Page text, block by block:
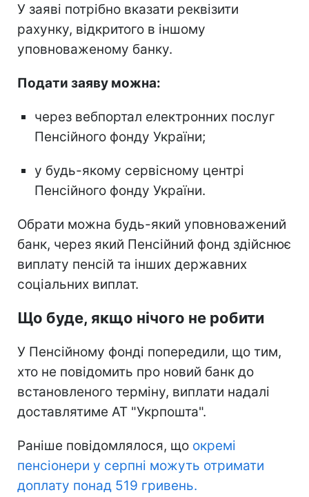
У заяві потрібно вказати реквізити
рахунку, відкритого в іншому
уповноваженому банку.
Подати заяву можна:
через вебпортал електронних послуг
Пенсійного фонду України;
у будь-якому сервісному центрі
Пенсійного фонду України.
Обрати можна будь-який уповноважений
банк, через який Пенсійний фонд здійснює
виплату пенсій та інших державних
соціальних виплат.
Що буде, якщо нічого не робити
У Пенсійному фонді попередили, що тим,
хто не повідомить про новий банк до
встановленого терміну, виплати надалі
доставлятиме АТ "Укрпошта".
Раніше повідомлялося, що окремі
пенсіонери у серпні можуть отримати
доплату понад 519 гривень.